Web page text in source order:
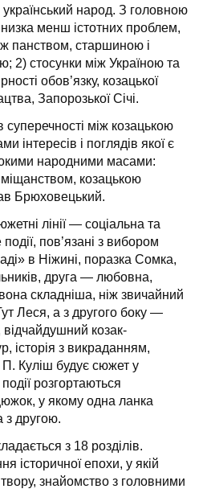
народ. З головною
менш істотних проблем,
панством, старшиною і
2) стосунки між Україною та
обов’язку, козацької
Запорозької Січі.
між козацькою
інтересів і поглядів якої є
народними масами:
козацькою
Брюховецький.
лінії — соціальна та
пов’язані з вибором
в Ніжині, поразка Сомка,
друга — любовна,
складніша, ніж звичайний
Леся, а з другого боку —
козак-
історія з викра­данням,
П. Куліш будує сюжет у
розгортаються
у якому одна ланка
з другою.
з 18 розділів.
історичної епохи, у якій
твору, знайомство з головними